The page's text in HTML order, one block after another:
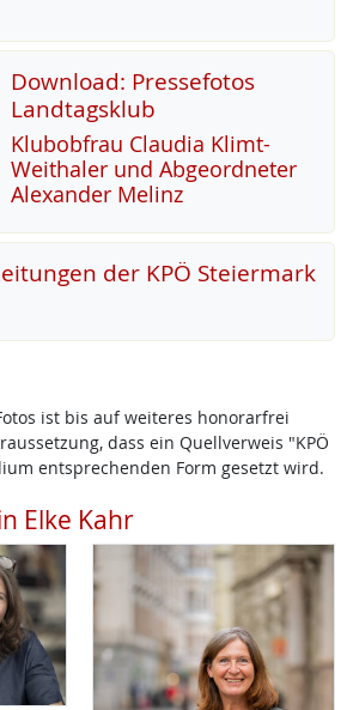
Download: Pressefotos
Landtagsklub
Klu­b­ob­frau Clau­dia Klimt-
Weitha­ler und Ab­ge­ord­ne­ter
Alex­an­der Me­linz
der KPÖ Steiermark
ist bis auf weiteres honorarfrei
dass ein Quellverweis "KPÖ
entsprechenden Form gesetzt wird.
Elke Kahr